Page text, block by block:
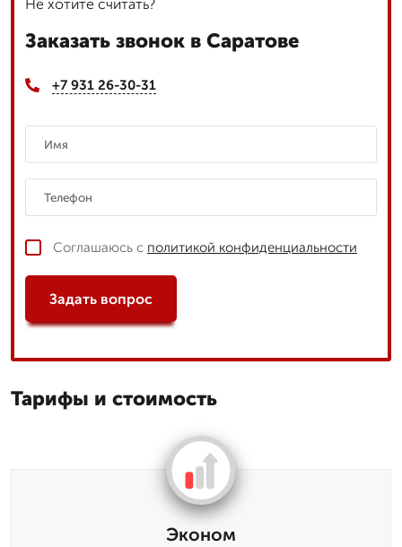
Не хотите считать?
Заказать звонок в Саратове
+7 931 26-30-31
Соглашаюсь с политикой конфиденциальности
Задать вопрос
Тарифы и стоимость
Эконом